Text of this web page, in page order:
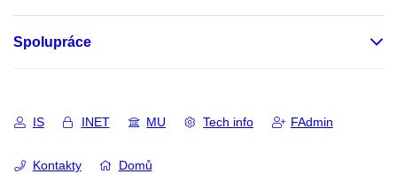
Spolupráce
IS INET MU Tech info FAdmin
Kontakty Domů